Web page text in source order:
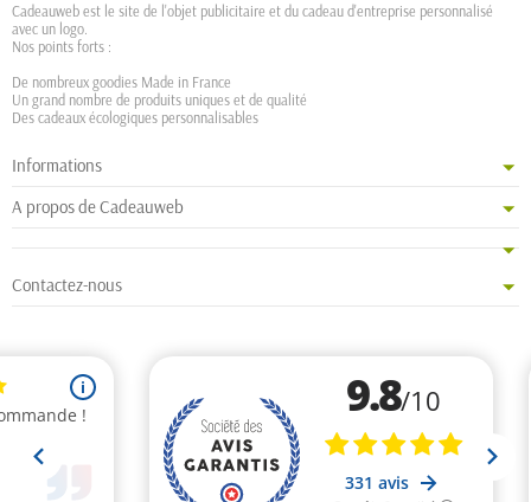
Cadeauweb est le site de l'objet publicitaire et du cadeau d'entreprise personnalisé
avec un logo.
Nos points forts :
De nombreux goodies Made in France
Un grand nombre de produits uniques et de qualité
Des cadeaux écologiques personnalisables
Informations
A propos de Cadeauweb
Contactez-nous